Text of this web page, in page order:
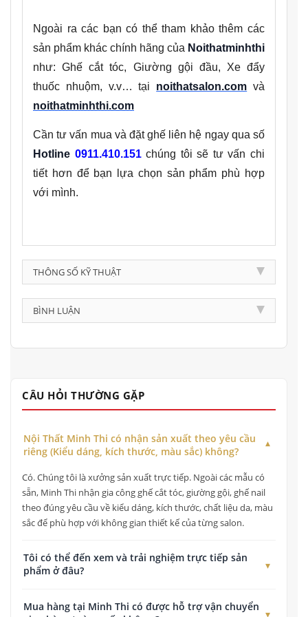
Ngoài ra các bạn có thể tham khảo thêm các
sản phẩm khác chính hãng của Noithatminhthi
như: Ghế cắt tóc, Giường gội đầu, Xe đẩy
thuốc nhuộm, v.v… tại noithatsalon.com và
noithatminhthi.com
Cần tư vấn mua và đặt ghế liên hệ ngay qua số
Hotline 0911.410.151 chúng tôi sẽ tư vấn chi
tiết hơn để bạn lựa chọn sản phẩm phù hợp
với mình.
THÔNG SỐ KỸ THUẬT
BÌNH LUẬN
CÂU HỎI THƯỜNG GẶP
Nội Thất Minh Thi có nhận sản xuất theo yêu cầu
riêng (Kiểu dáng, kích thước, màu sắc) không?
Có. Chúng tôi là xưởng sản xuất trực tiếp. Ngoài các mẫu có
sẵn, Minh Thi nhận gia công ghế cắt tóc, giường gội, ghế nail
theo đúng yêu cầu về kiểu dáng, kích thước, chất liệu da, màu
sắc để phù hợp với không gian thiết kế của từng salon.
Tôi có thể đến xem và trải nghiệm trực tiếp sản
phẩm ở đâu?
trực tiếp tất cả các dòng sản phẩm tại Showroom của chúng
Mua hàng tại Minh Thi có được hỗ trợ vận chuyển